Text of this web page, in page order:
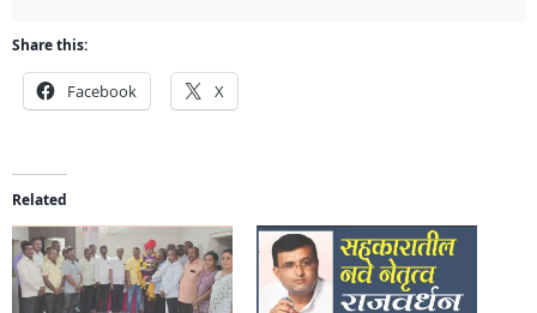
Share this:
Facebook X
Related